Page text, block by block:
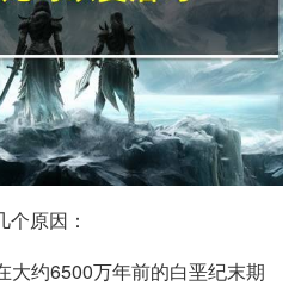
原因：
大约6500万年前的白垩纪末期